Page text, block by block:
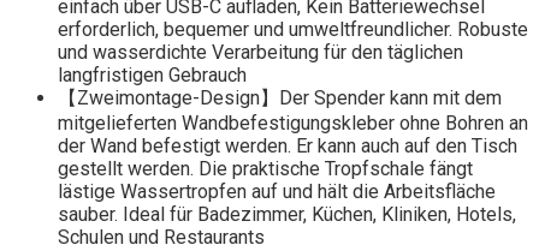
einfach über USB-C aufladen, Kein Batteriewechsel
erforderlich, bequemer und umweltfreundlicher. Robuste
und wasserdichte Verarbeitung für den täglichen
langfristigen Gebrauch
【Zweimontage-Design】Der Spender kann mit dem
mitgelieferten Wandbefestigungskleber ohne Bohren an
der Wand befestigt werden. Er kann auch auf den Tisch
gestellt werden. Die praktische Tropfschale fängt
lästige Wassertropfen auf und hält die Arbeitsfläche
sauber. Ideal für Badezimmer, Küchen, Kliniken, Hotels,
Schulen und Restaurants